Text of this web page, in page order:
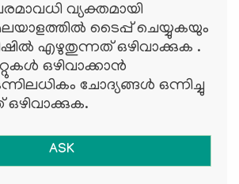
വ്യക്തമായി
ടൈപ്പ് ചെയ്യുകയും
എഴുതുന്നത് ഒഴിവാക്കുക .
ഒഴിവാക്കാന്‍
ചോദ്യങ്ങള്‍ ഒന്നിച്ചു
ഒഴിവാക്കുക.
ASK